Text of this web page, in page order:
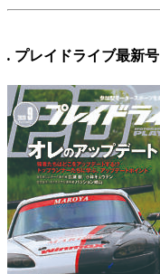
. プレイドライブ最新号